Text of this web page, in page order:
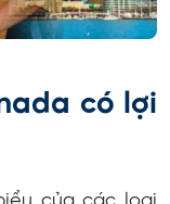
sĩ Canada
bao nhiêucó lợi